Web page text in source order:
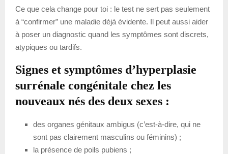
Ce que cela change pour toi : le test ne sert pas seulement
à “confirmer” une maladie déjà évidente. Il peut aussi aider
à poser un diagnostic quand les symptômes sont discrets,
atypiques ou tardifs.
Signes et symptômes d’hyperplasie
surrénale congénitale chez les
nouveaux nés des deux sexes :
des organes génitaux ambigus (c’est-à-dire, qui ne
sont pas clairement masculins ou féminins) ;
la présence de poils pubiens ;